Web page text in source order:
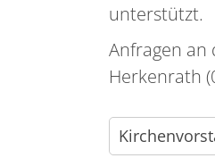
unterstützt.
Anfragen an
Herkenrath